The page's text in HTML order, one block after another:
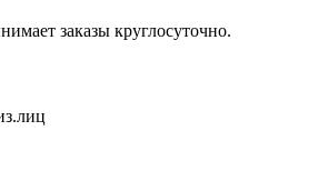
заказы круглосуточно.